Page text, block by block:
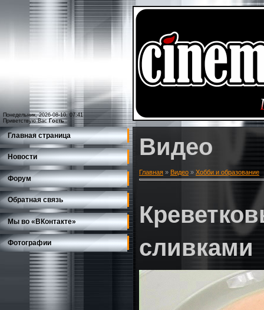
Понедельник, 2026-08-10, 07:41
Приветствую Вас Гость
Главная страница
Новости
Форум
Обратная связь
Мы во «ВКонтакте»
Фотографии
Видео
Главная » Видео » Хобби и образование
сливками